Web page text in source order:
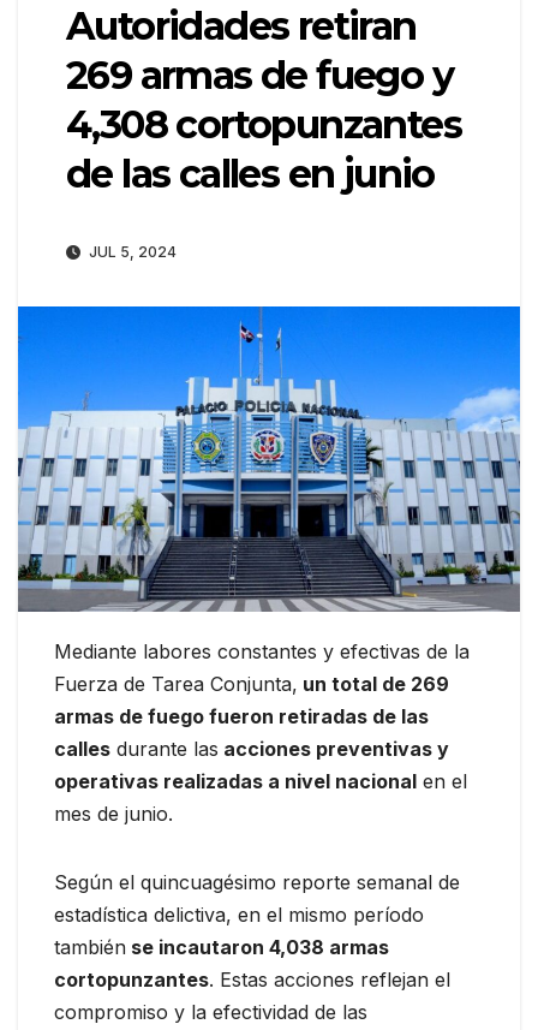
Autoridades retiran
269 armas de fuego y
4,308 cortopunzantes
de las calles en junio
JUL 5, 2024
Mediante labores constantes y efectivas de la
Fuerza de Tarea Conjunta, un total de 269
armas de fuego fueron retiradas de las
calles durante las acciones preventivas y
operativas realizadas a nivel nacional en el
mes de junio.
Según el quincuagésimo reporte semanal de
estadística delictiva, en el mismo período
también se incautaron 4,038 armas
cortopunzantes. Estas acciones reflejan el
compromiso y la efectividad de las